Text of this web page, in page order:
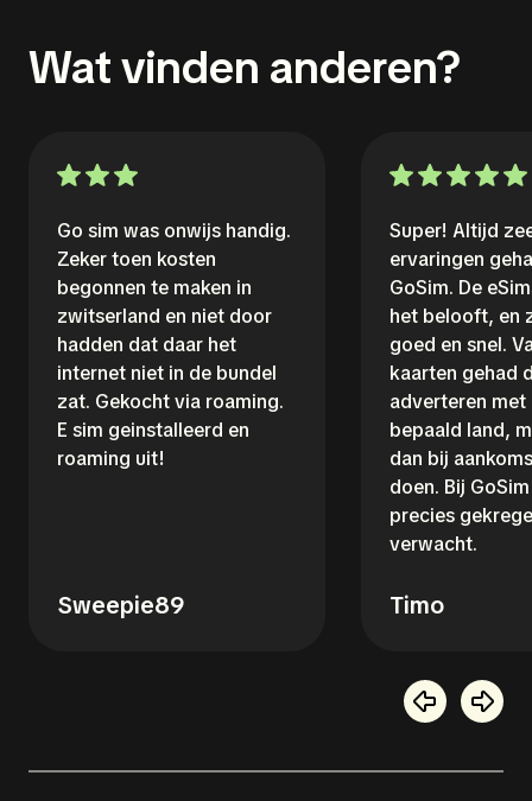
Wat vinden anderen?
Go sim was onwijs handig.
Zeker toen kosten
begonnen te maken in
zwitserland en niet door
hadden dat daar het
internet niet in de bundel
zat. Gekocht via roaming.
E sim geinstalleerd en
roaming uit!
Sweepie89
Super! Altijd
ervaringen
GoSim. De
het belooft, en
goed en snel.
kaarten gehad
adverteren met
bepaald land,
dan bij
doen. Bij
precies
verwacht.
Timo